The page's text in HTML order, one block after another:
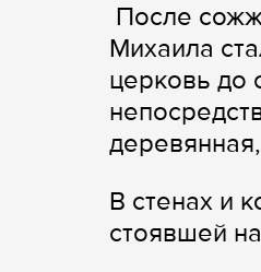
После
Михаила
церковь до
В стенах и
стоявшей